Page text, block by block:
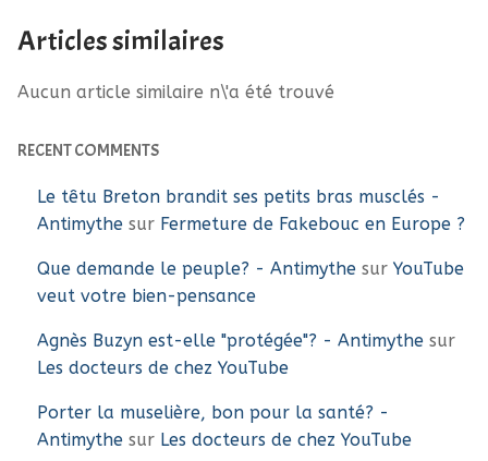
Articles similaires
Aucun article similaire n\'a été trouvé
RECENT COMMENTS
Le têtu Breton brandit ses petits bras musclés -
Antimythe sur Fermeture de Fakebouc en Europe ?
Que demande le peuple? - Antimythe sur YouTube
veut votre bien-pensance
Agnès Buzyn est-elle "protégée"? - Antimythe sur
Les docteurs de chez YouTube
Porter la muselière, bon pour la santé? -
Antimythe sur Les docteurs de chez YouTube